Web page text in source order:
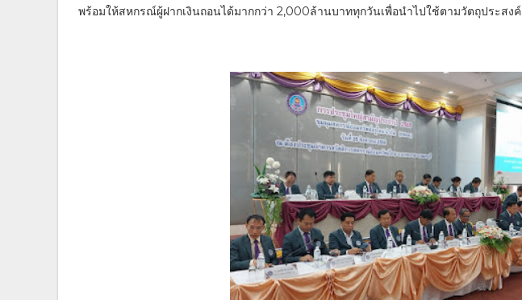
พร้อมให้สหกรณ์ผู้ฝากเงินถอนได้มากกว่า 2,000ล้านบาททุกวันเพื่อนำไปใช้ตามวัตถุประสงค์